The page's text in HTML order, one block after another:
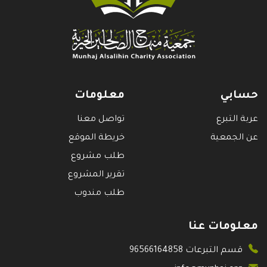
حسابي
عربة التبرع
عن الجمعية
معلومات
تواصل معنا
خريطة الموقع
طلب مشروع
تقرير المشروع
طلب مندوب
معلومات عنا
قسم التبرعات 96566164858